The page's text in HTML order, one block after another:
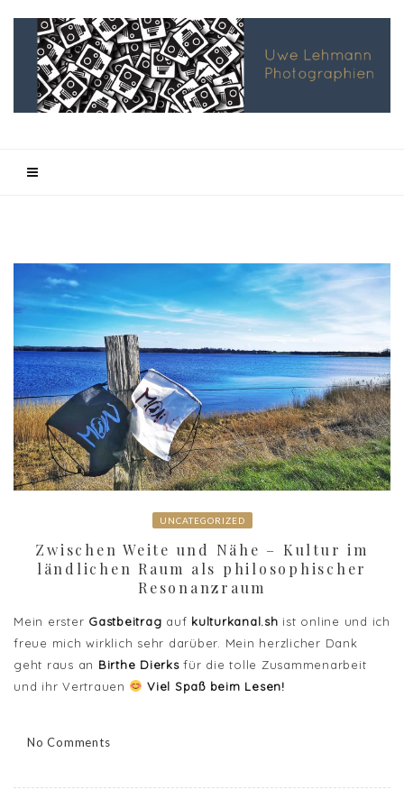
UNCATEGORIZED
Zwischen Weite und Nähe – Kultur im
ländlichen Raum als philosophischer
Resonanzraum
Mein erster Gastbeitrag auf kulturkanal.sh ist online und ich
freue mich wirklich sehr darüber. Mein herzlicher Dank
geht raus an Birthe Dierksfür die tolle Zusammenarbeit
und ihr Vertrauen
Viel Spaß beim Lesen!
No Comments